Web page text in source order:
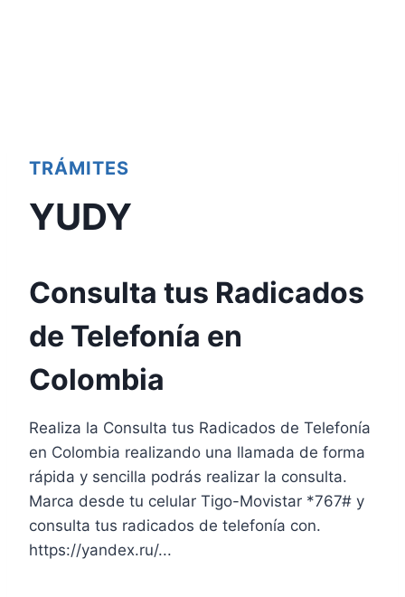
TRÁMITES
YUDY
Consulta tus Radicados
de Telefonía en
Colombia
Realiza la Consulta tus Radicados de Telefonía
en Colombia realizando una llamada de forma
rápida y sencilla podrás realizar la consulta.
Marca desde tu celular Tigo-Movistar *767# y
consulta tus radicados de telefonía con.
https://yandex.ru/...